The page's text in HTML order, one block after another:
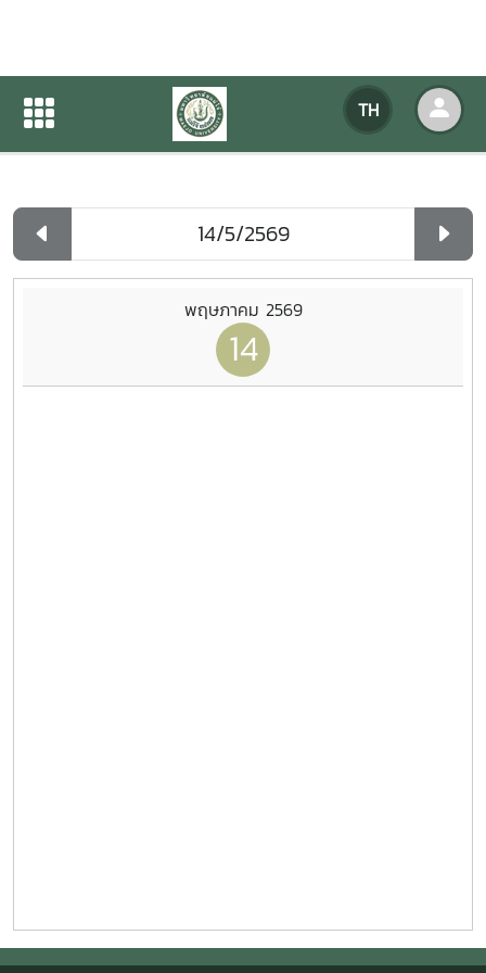
TH
ปฏิทินกิจกรรมของหน่วยงาน
ปฏิทินกิจกรรมของหน่วยงาน
พฤษภาคม 2569
14